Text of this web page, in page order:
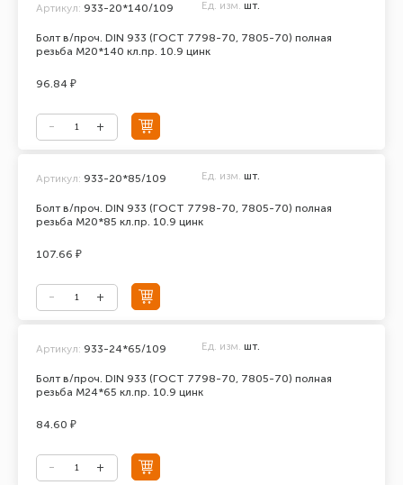
Болт в/проч. DIN 933 (ГОСТ 7798-70, 7805-70) полная
резьба М20*140 кл.пр. 10.9 цинк
Артикул: 933-20*140/109 Ед. изм. шт.
96.84 ₽
Болт в/проч. DIN 933 (ГОСТ 7798-70, 7805-70) полная
резьба М20*85 кл.пр. 10.9 цинк
Артикул: 933-20*85/109 Ед. изм. шт.
107.66 ₽
Болт в/проч. DIN 933 (ГОСТ 7798-70, 7805-70) полная
резьба М24*65 кл.пр. 10.9 цинк
Артикул: 933-24*65/109 Ед. изм. шт.
84.60 ₽